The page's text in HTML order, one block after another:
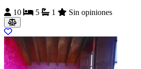
10
5 1 Sin opiniones